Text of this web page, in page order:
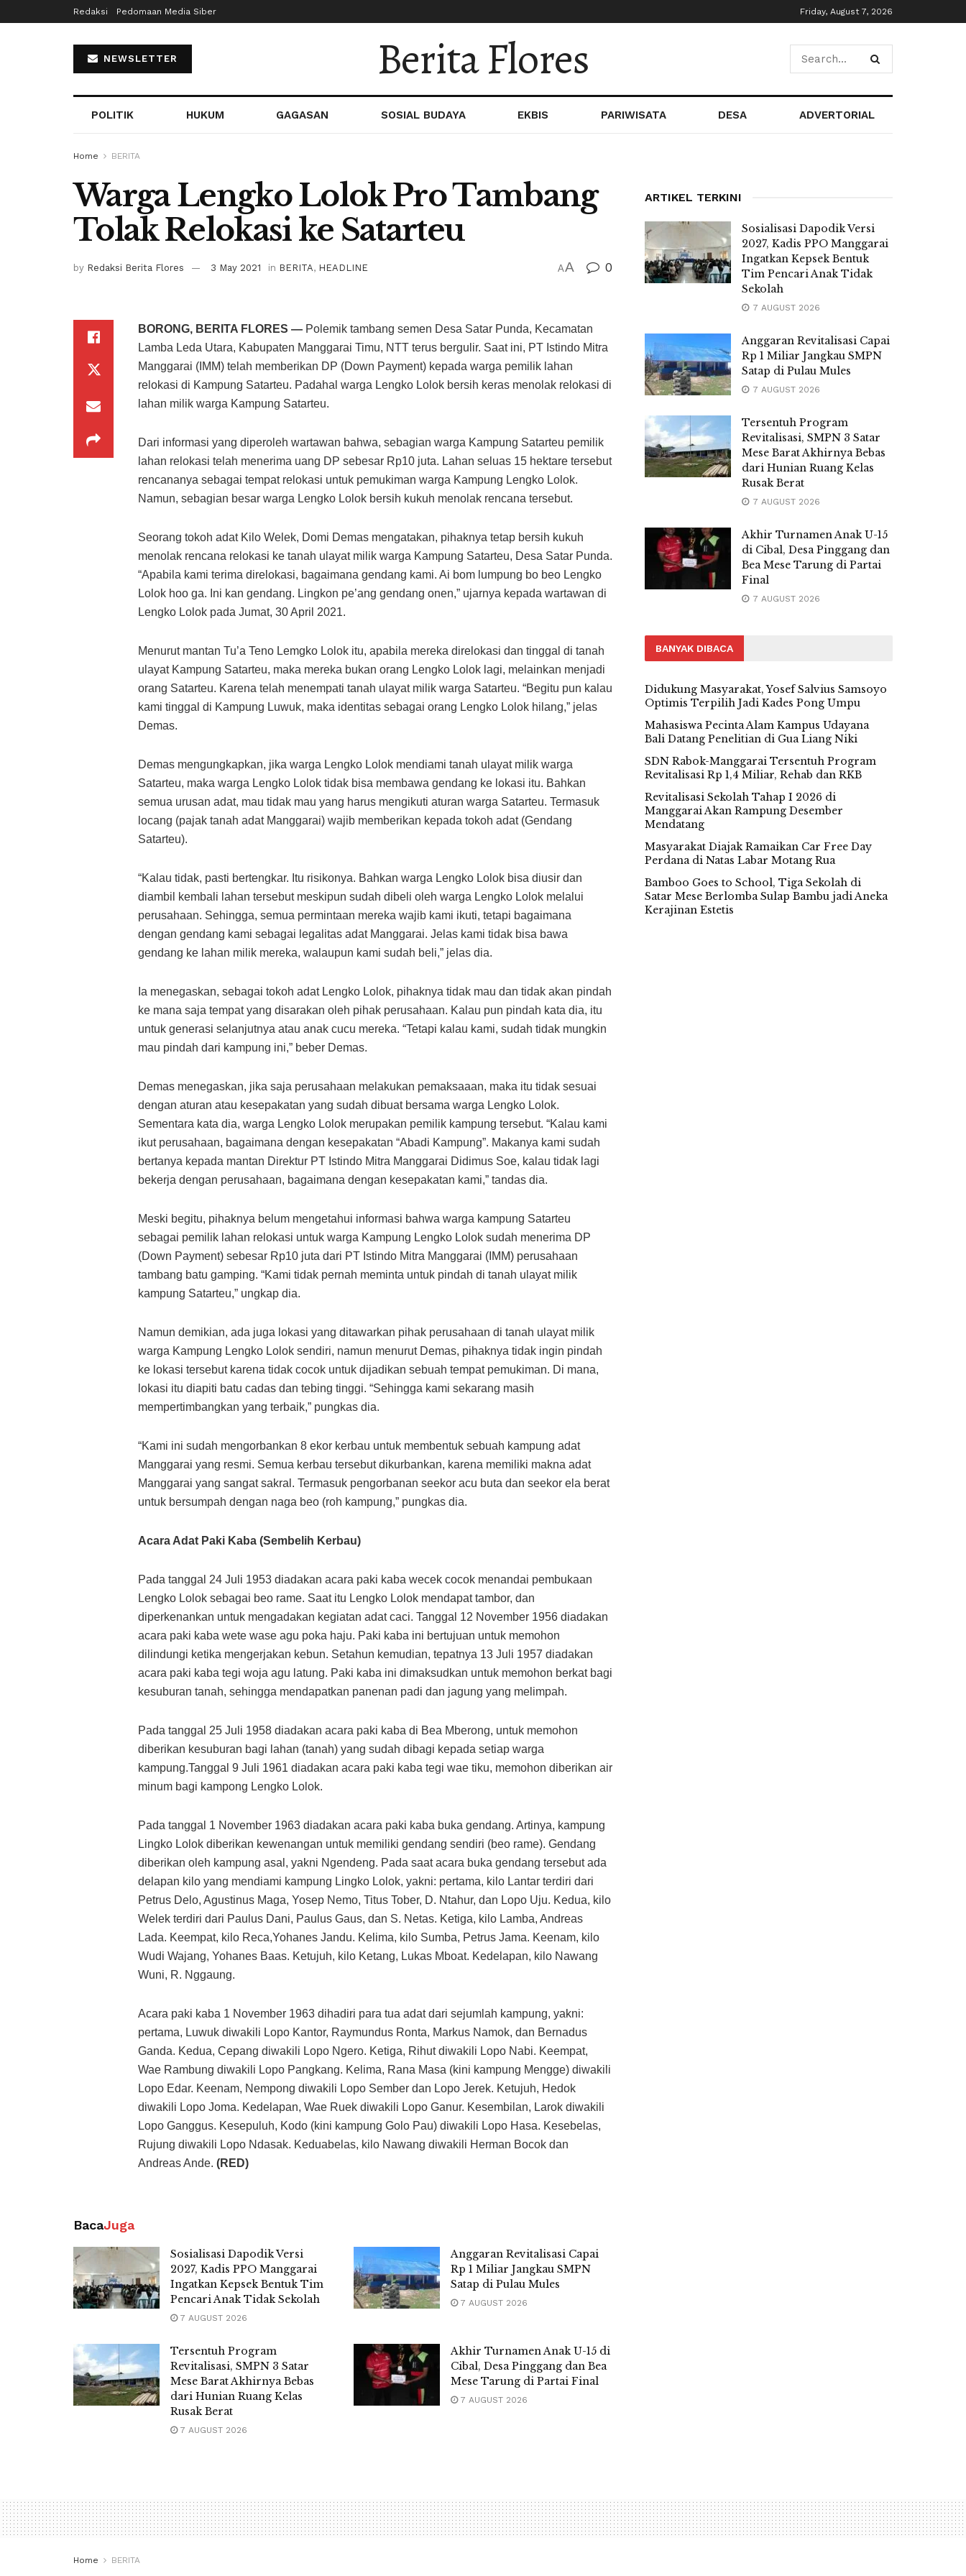
Redaksi Pedomaan Media Siber Friday, August 7, 2026
NEWSLETTER Berita Flores
POLITIK HUKUM GAGASAN SOSIAL BUDAYA EKBIS PARIWISATA DESA ADVERTORIAL
Home BERITA
Warga Lengko Lolok Pro Tambang
Tolak Relokasi ke Satarteu
by Redaksi Berita Flores 3 May 2021 in BERITA, HEADLINE AA 0
BORONG, BERITA FLORES — Polemik tambang semen Desa Satar Punda, Kecamatan
Lamba Leda Utara, Kabupaten Manggarai Timu, NTT terus bergulir. Saat ini, PT Istindo Mitra
Manggarai (IMM) telah memberikan DP (Down Payment) kepada warga pemilik lahan
relokasi di Kampung Satarteu. Padahal warga Lengko Lolok bersih keras menolak relokasi di
lahan milik warga Kampung Satarteu.
Dari informasi yang diperoleh wartawan bahwa, sebagian warga Kampung Satarteu pemilik
lahan relokasi telah menerima uang DP sebesar Rp10 juta. Lahan seluas 15 hektare tersebut
rencananya sebagai tempat relokasi untuk pemukiman warga Kampung Lengko Lolok.
Namun, sebagian besar warga Lengko Lolok bersih kukuh menolak rencana tersebut.
Seorang tokoh adat Kilo Welek, Domi Demas mengatakan, pihaknya tetap bersih kukuh
menolak rencana relokasi ke tanah ulayat milik warga Kampung Satarteu, Desa Satar Punda.
“Apabila kami terima direlokasi, bagaimana gendang kami. Ai bom lumpung bo beo Lengko
Lolok hoo ga. Ini kan gendang. Lingkon pe’ang gendang onen,” ujarnya kepada wartawan di
Lengko Lolok pada Jumat, 30 April 2021.
Menurut mantan Tu’a Teno Lemgko Lolok itu, apabila mereka direlokasi dan tinggal di tanah
ulayat Kampung Satarteu, maka mereka bukan orang Lengko Lolok lagi, melainkan menjadi
orang Satarteu. Karena telah menempati tanah ulayat milik warga Satarteu. “Begitu pun kalau
kami tinggal di Kampung Luwuk, maka identitas sebagai orang Lengko Lolok hilang,” jelas
Demas.
Demas mengungkapkan, jika warga Lengko Lolok mendiami tanah ulayat milik warga
Satarteu, maka warga Lengko Lolok tidak bisa membawa gendang ke lokasi itu. Bahkan
semua urusan adat, mau tidak mau yang harus mengikuti aturan warga Satarteu. Termasuk
locang (pajak tanah adat Manggarai) wajib memberikan kepada tokoh adat (Gendang
Satarteu).
“Kalau tidak, pasti bertengkar. Itu risikonya. Bahkan warga Lengko Lolok bisa diusir dan
diambil kembali lahan tersebut meskipun sudah dibeli oleh warga Lengko Lolok melalui
perusahaan. Sehingga, semua permintaan mereka wajib kami ikuti, tetapi bagaimana
dengan gendang kami sebagai legalitas adat Manggarai. Jelas kami tidak bisa bawa
gendang ke lahan milik mereka, walaupun kami sudah beli,” jelas dia.
Ia menegaskan, sebagai tokoh adat Lengko Lolok, pihaknya tidak mau dan tidak akan pindah
ke mana saja tempat yang disarakan oleh pihak perusahaan. Kalau pun pindah kata dia, itu
untuk generasi selanjutnya atau anak cucu mereka. “Tetapi kalau kami, sudah tidak mungkin
mau pindah dari kampung ini,” beber Demas.
Demas menegaskan, jika saja perusahaan melakukan pemaksaaan, maka itu tidak sesuai
dengan aturan atau kesepakatan yang sudah dibuat bersama warga Lengko Lolok.
Sementara kata dia, warga Lengko Lolok merupakan pemilik kampung tersebut. “Kalau kami
ikut perusahaan, bagaimana dengan kesepakatan “Abadi Kampung”. Makanya kami sudah
bertanya kepada mantan Direktur PT Istindo Mitra Manggarai Didimus Soe, kalau tidak lagi
bekerja dengan perusahaan, bagaimana dengan kesepakatan kami,” tandas dia.
Meski begitu, pihaknya belum mengetahui informasi bahwa warga kampung Satarteu
sebagai pemilik lahan relokasi untuk warga Kampung Lengko Lolok sudah menerima DP
(Down Payment) sebesar Rp10 juta dari PT Istindo Mitra Manggarai (IMM) perusahaan
tambang batu gamping. “Kami tidak pernah meminta untuk pindah di tanah ulayat milik
kampung Satarteu,” ungkap dia.
Namun demikian, ada juga lokasi yang ditawarkan pihak perusahaan di tanah ulayat milik
warga Kampung Lengko Lolok sendiri, namun menurut Demas, pihaknya tidak ingin pindah
ke lokasi tersebut karena tidak cocok untuk dijadikan sebuah tempat pemukiman. Di mana,
lokasi itu diapiti batu cadas dan tebing tinggi. “Sehingga kami sekarang masih
mempertimbangkan yang terbaik,” pungkas dia.
“Kami ini sudah mengorbankan 8 ekor kerbau untuk membentuk sebuah kampung adat
Manggarai yang resmi. Semua kerbau tersebut dikurbankan, karena memiliki makna adat
Manggarai yang sangat sakral. Termasuk pengorbanan seekor acu buta dan seekor ela berat
untuk bersumpah dengan naga beo (roh kampung,” pungkas dia.
Acara Adat Paki Kaba (Sembelih Kerbau)
Pada tanggal 24 Juli 1953 diadakan acara paki kaba wecek cocok menandai pembukaan
Lengko Lolok sebagai beo rame. Saat itu Lengko Lolok mendapat tambor, dan
diperkenankan untuk mengadakan kegiatan adat caci. Tanggal 12 November 1956 diadakan
acara paki kaba wete wase agu poka haju. Paki kaba ini bertujuan untuk memohon
dilindungi ketika mengerjakan kebun. Setahun kemudian, tepatnya 13 Juli 1957 diadakan
acara paki kaba tegi woja agu latung. Paki kaba ini dimaksudkan untuk memohon berkat bagi
kesuburan tanah, sehingga mendapatkan panenan padi dan jagung yang melimpah.
Pada tanggal 25 Juli 1958 diadakan acara paki kaba di Bea Mberong, untuk memohon
diberikan kesuburan bagi lahan (tanah) yang sudah dibagi kepada setiap warga
kampung.Tanggal 9 Juli 1961 diadakan acara paki kaba tegi wae tiku, memohon diberikan air
minum bagi kampong Lengko Lolok.
Pada tanggal 1 November 1963 diadakan acara paki kaba buka gendang. Artinya, kampung
Lingko Lolok diberikan kewenangan untuk memiliki gendang sendiri (beo rame). Gendang
diberikan oleh kampung asal, yakni Ngendeng. Pada saat acara buka gendang tersebut ada
delapan kilo yang mendiami kampung Lingko Lolok, yakni: pertama, kilo Lantar terdiri dari
Petrus Delo, Agustinus Maga, Yosep Nemo, Titus Tober, D. Ntahur, dan Lopo Uju. Kedua, kilo
Welek terdiri dari Paulus Dani, Paulus Gaus, dan S. Netas. Ketiga, kilo Lamba, Andreas
Lada. Keempat, kilo Reca,Yohanes Jandu. Kelima, kilo Sumba, Petrus Jama. Keenam, kilo
Wudi Wajang, Yohanes Baas. Ketujuh, kilo Ketang, Lukas Mboat. Kedelapan, kilo Nawang
Wuni, R. Nggaung.
Acara paki kaba 1 November 1963 dihadiri para tua adat dari sejumlah kampung, yakni:
pertama, Luwuk diwakili Lopo Kantor, Raymundus Ronta, Markus Namok, dan Bernadus
Ganda. Kedua, Cepang diwakili Lopo Ngero. Ketiga, Rihut diwakili Lopo Nabi. Keempat,
Wae Rambung diwakili Lopo Pangkang. Kelima, Rana Masa (kini kampung Mengge) diwakili
Lopo Edar. Keenam, Nempong diwakili Lopo Sember dan Lopo Jerek. Ketujuh, Hedok
diwakili Lopo Joma. Kedelapan, Wae Ruek diwakili Lopo Ganur. Kesembilan, Larok diwakili
Lopo Ganggus. Kesepuluh, Kodo (kini kampung Golo Pau) diwakili Lopo Hasa. Kesebelas,
Rujung diwakili Lopo Ndasak. Keduabelas, kilo Nawang diwakili Herman Bocok dan
Andreas Ande. (RED)
BacaJuga
Sosialisasi Dapodik Versi
2027, Kadis PPO Manggarai
Ingatkan Kepsek Bentuk Tim
Pencari Anak Tidak Sekolah
7 AUGUST 2026
Anggaran Revitalisasi Capai
Rp 1 Miliar Jangkau SMPN
Satap di Pulau Mules
7 AUGUST 2026
Tersentuh Program
Revitalisasi, SMPN 3 Satar
Mese Barat Akhirnya Bebas
dari Hunian Ruang Kelas
Rusak Berat
7 AUGUST 2026
Akhir Turnamen Anak U-15 di
Cibal, Desa Pinggang dan Bea
Mese Tarung di Partai Final
7 AUGUST 2026
ARTIKEL TERKINI
Sosialisasi Dapodik Versi
2027, Kadis PPO Manggarai
Ingatkan Kepsek Bentuk
Tim Pencari Anak Tidak
Sekolah
7 AUGUST 2026
Anggaran Revitalisasi Capai
Rp 1 Miliar Jangkau SMPN
Satap di Pulau Mules
7 AUGUST 2026
Tersentuh Program
Revitalisasi, SMPN 3 Satar
Mese Barat Akhirnya Bebas
dari Hunian Ruang Kelas
Rusak Berat
7 AUGUST 2026
Akhir Turnamen Anak U-15
di Cibal, Desa Pinggang dan
Bea Mese Tarung di Partai
Final
7 AUGUST 2026
BANYAK DIBACA
Didukung Masyarakat, Yosef Salvius Samsoyo
Optimis Terpilih Jadi Kades Pong Umpu
Mahasiswa Pecinta Alam Kampus Udayana
Bali Datang Penelitian di Gua Liang Niki
SDN Rabok-Manggarai Tersentuh Program
Revitalisasi Rp 1,4 Miliar, Rehab dan RKB
Revitalisasi Sekolah Tahap I 2026 di
Manggarai Akan Rampung Desember
Mendatang
Masyarakat Diajak Ramaikan Car Free Day
Perdana di Natas Labar Motang Rua
Bamboo Goes to School, Tiga Sekolah di
Satar Mese Berlomba Sulap Bambu jadi Aneka
Kerajinan Estetis
Home BERITA